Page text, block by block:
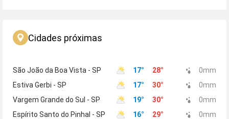
Cidades próximas
São João da Boa Vista - SP 17° 28° 0mm
Estiva Gerbi - SP
17° 30° 0mm
Vargem Grande do Sul - SP
19° 30° 0mm
Espírito Santo do Pinhal - SP
16° 29° 0mm